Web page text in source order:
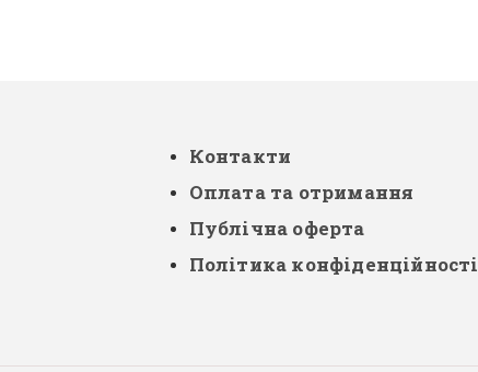
Контакти
Оплата та отримання
Публічна оферта
Політика конфіденційності